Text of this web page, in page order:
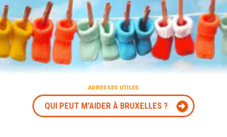
ADRESSES UTILES
QUI PEUT M'AIDER À BRUXELLES ?